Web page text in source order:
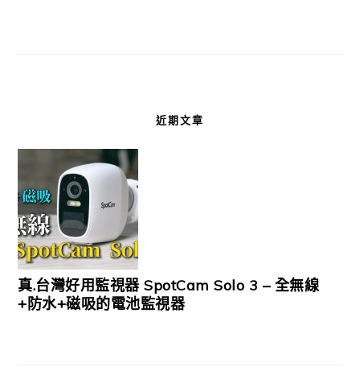
近期文章
真.台灣好用監視器 SpotCam Solo 3 – 全無線
+防水+磁吸的電池監視器